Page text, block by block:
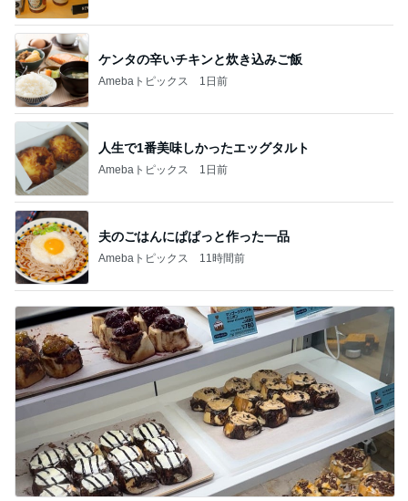
ケンタの辛いチキンと炊き込みご飯
Amebaトピックス 1日前
人生で1番美味しかったエッグタルト
Amebaトピックス 1日前
夫のごはんにぱぱっと作った一品
Amebaトピックス 11時間前